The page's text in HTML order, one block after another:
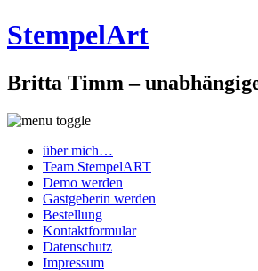
StempelArt
Britta Timm –
über mich…
Team StempelART
Demo werden
Gastgeberin werden
Bestellung
Kontaktformular
Datenschutz
Impressum